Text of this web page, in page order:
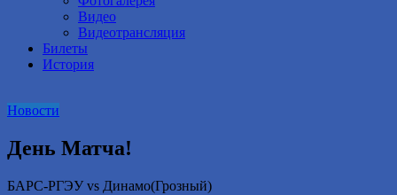
Видео
Видеотрансляция
Билеты
История
Новости
День Матча!
БАРС-РГЭУ vs Динамо(Грозный)